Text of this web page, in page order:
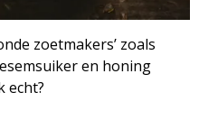
zoetmakers’ zoals
en honing
echt?